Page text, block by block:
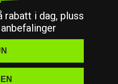
rabatt i dag, pluss